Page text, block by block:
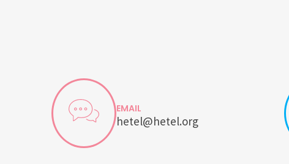
EMAIL
hetel@hetel.org